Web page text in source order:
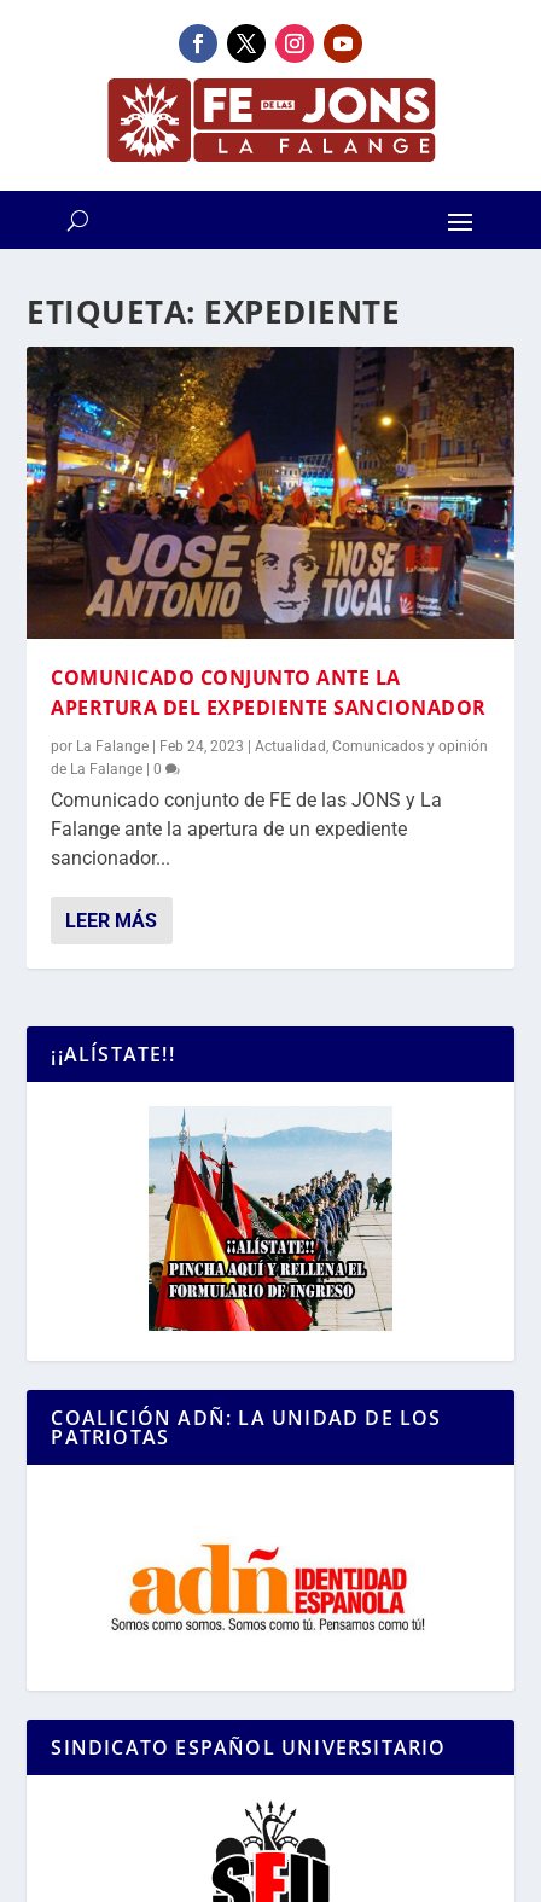
ETIQUETA: EXPEDIENTE
COMUNICADO CONJUNTO ANTE LA
APERTURA DEL EXPEDIENTE SANCIONADOR
por La Falange | Feb 24, 2023 |Actualidad ,Comunicados y opinión
de La Falange |0
Comunicado conjunto de FE de las JONS y La
Falange ante la apertura de un expediente
sancionador...
LEER MÁS
¡¡ALÍSTATE!!
COALICIÓN ADÑ: LA UNIDAD DE LOS
PATRIOTAS
SINDICATO ESPAÑOL UNIVERSITARIO